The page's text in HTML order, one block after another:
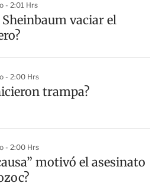
- 2:01 Hrs
Sheinbaum vaciar el
- 2:00 Hrs
trampa?
- 2:00 Hrs
motivó el asesinato